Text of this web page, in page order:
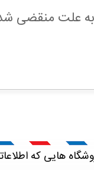
به علت منقضی
هایی که